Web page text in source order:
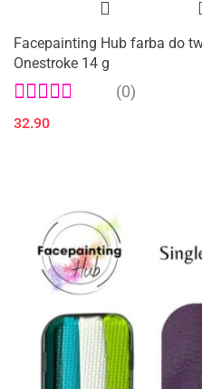
Facepainting Hub farba do
Onestroke 14 g
(0)
32.90